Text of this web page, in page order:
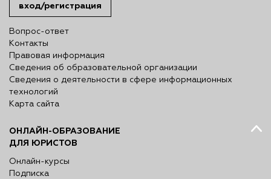
вход/регистрация
Вопрос-ответ
Контакты
Правовая информация
Сведения об образовательной организации
Сведения о деятельности в сфере информационных
технологий
Карта сайта
ОНЛАЙН-ОБРАЗОВАНИЕ
ДЛЯ ЮРИСТОВ
Онлайн-курсы
Подписка